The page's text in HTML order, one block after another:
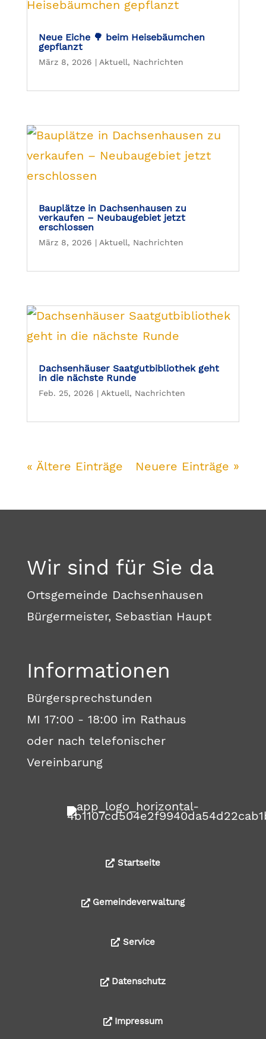
Neue Eiche 🌳 beim Heisebäumchen
gepflanzt
März 8, 2026 | Aktuell, Nachrichten
Bauplätze in Dachsenhausen zu
verkaufen – Neubaugebiet jetzt
erschlossen
März 8, 2026 | Aktuell, Nachrichten
Dachsenhäuser Saatgutbibliothek geht
in die nächste Runde
Feb. 25, 2026 | Aktuell, Nachrichten
« Ältere Einträge Neuere Einträge »
Wir sind für Sie da
Ortsgemeinde Dachsenhausen
Bürgermeister, Sebastian Haupt
Informationen
Bürgersprechstunden
MI 17:00 - 18:00 im Rathaus
oder nach telefonischer
Vereinbarung
Startseite
Gemeindeverwaltung
Service
Datenschutz
Impressum